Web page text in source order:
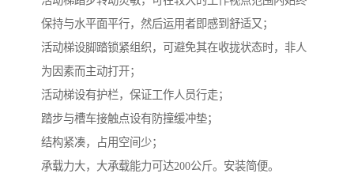
保持与水平面平行，然后运用者即感到舒适又；
活动梯设脚踏锁紧组织，可避免其在收拢状态时，非人
为因素而主动打开；
活动梯设有护栏，保证工作人员行走；
踏步与槽车接触点设有防撞缓冲垫；
结构紧凑，占用空间少；
承载力大，大承载能力可达200公斤。安装简便。